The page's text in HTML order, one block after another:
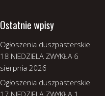
Ostatnie wpisy
Ogłoszenia duszpasterskie
18 NIEDZIELA ZWYKŁA 6
sierpnia 2026
Ogłoszenia duszpasterskie
17 NIEDZIELA ZWYKŁA 1